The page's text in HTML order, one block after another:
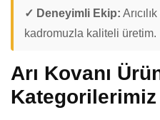
✓ Deneyimli Ekip:
kadromuzla kaliteli üretim.
Arı Kovanı
Kategorilerimiz